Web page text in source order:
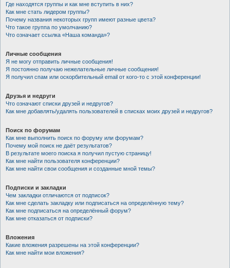
Где находятся группы и как мне вступить в них?
Как мне стать лидером группы?
Почему названия некоторых групп имеют разные цвета?
Что такое группа по умолчанию?
Что означает ссылка «Наша команда»?
Личные сообщения
Я не могу отправить личные сообщения!
Я постоянно получаю нежелательные личные сообщения!
Я получил спам или оскорбительный email от кого-то с этой конференции!
Друзья и недруги
Что означают списки друзей и недругов?
Как мне добавлять/удалять пользователей в списках моих друзей и недругов?
Поиск по форумам
Как мне выполнить поиск по форуму или форумам?
Почему мой поиск не даёт результатов?
В результате моего поиска я получил пустую страницу!
Как мне найти пользователя конференции?
Как мне найти свои сообщения и созданные мной темы?
Подписки и закладки
Чем закладки отличаются от подписок?
Как мне сделать закладку или подписаться на определённую тему?
Как мне подписаться на определённый форум?
Как мне отказаться от подписки?
Вложения
Какие вложения разрешены на этой конференции?
Как мне найти мои вложения?